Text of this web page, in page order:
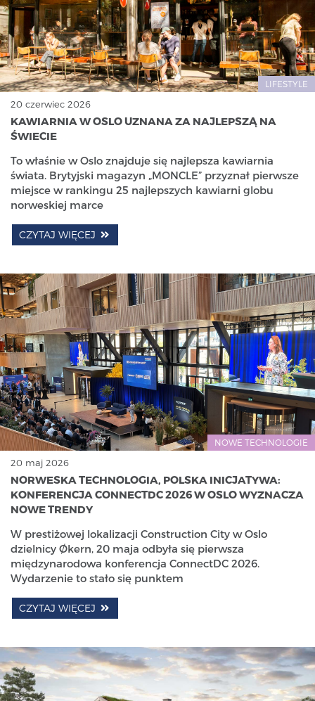
LIFESTYLE
20 czerwiec 2026
KAWIARNIA W OSLO UZNANA ZA NAJLEPSZĄ NA
ŚWIECIE
To właśnie w Oslo znajduje się najlepsza kawiarnia
świata. Brytyjski magazyn „MONCLE” przyznał pierwsze
miejsce w rankingu 25 najlepszych kawiarni globu
norweskiej marce
CZYTAJ WIĘCEJ
NOWE TECHNOLOGIE
20 maj 2026
NORWESKA TECHNOLOGIA, POLSKA INICJATYWA:
KONFERENCJA CONNECTDC 2026 W OSLO WYZNACZA
NOWE TRENDY
W prestiżowej lokalizacji Construction City w Oslo
dzielnicy Økern, 20 maja odbyła się pierwsza
międzynarodowa konferencja ConnectDC 2026.
Wydarzenie to stało się punktem
CZYTAJ WIĘCEJ